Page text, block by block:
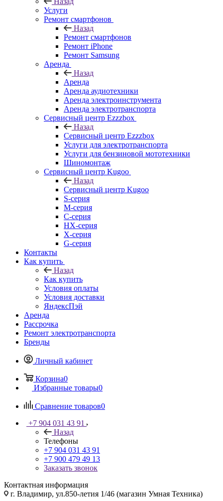
Услуги
Ремонт смартфонов
Назад
Ремонт смартфонов
Ремонт iPhone
Ремонт Samsung
Аренда
Назад
Аренда
Аренда аудиотехники
Аренда электроинструмента
Аренда электротранспорта
Сервисный центр Ezzzbox
Назад
Сервисный центр Ezzzbox
Услуги для электротранспорта
Услуги для бензиновой мототехники
Шиномонтаж
Сервисный центр Kugoo
Назад
Сервисный центр Kugoo
S-cерия
M-серия
С-серия
HX-серия
X-серия
G-серия
Контакты
Как купить
Назад
Как купить
Условия оплаты
Условия доставки
ЯндексПэй
Аренда
Рассрочка
Ремонт электротранспорта
Бренды
Личный кабинет
Корзина0
Избранные товары0
Сравнение товаров0
+7 904 031 43 91
Назад
Телефоны
+7 904 031 43 91
+7 900 479 49 13
Заказать звонок
Контактная информация
г. Владимир, ул.850-летия 1/46 (магазин Умная Техника)